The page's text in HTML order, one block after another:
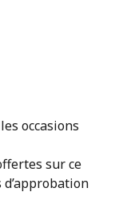
occasions
sur ce